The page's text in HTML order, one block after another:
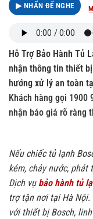
▶ NHẤN ĐỂ NGHE
Hỗ Trợ Bảo Hành Tủ
nhận thông tin thiết
hướng xử lý an toàn
Khách hàng gọi
nhận báo giá rõ ràng
Nếu chiếc tủ lạnh
kém, chảy nước,
Dịch vụ bảo hành tủ
trợ tận nơi tại Hà
với thiết bị Bosch,